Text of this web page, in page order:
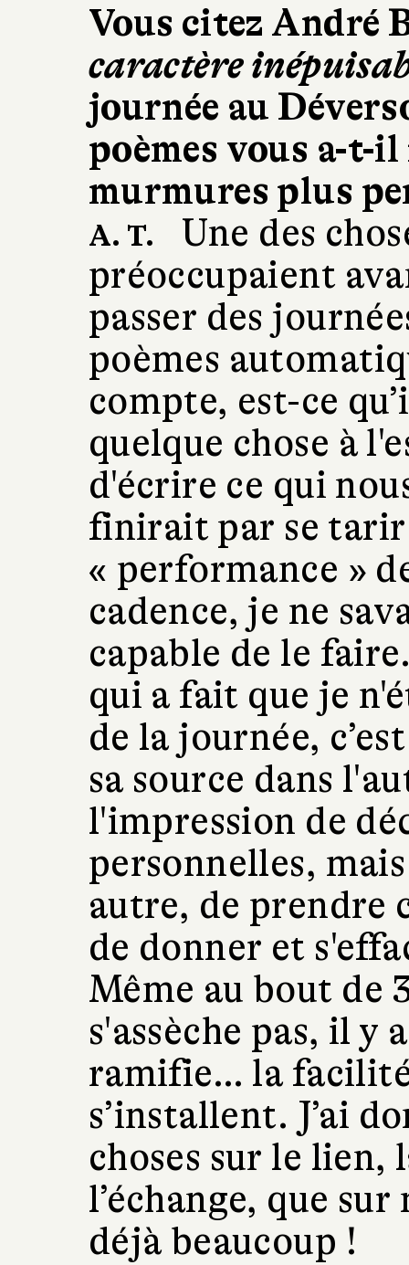
Vous citez André
caractère
journée au
poèmes vous a-t-
murmures plus
A. T.
Une des
préoccupaient
passer des
poèmes
compte, est-ce
quelque chose à
d'écrire ce qui
finirait par se
« performance »
cadence, je ne
capable de le
qui a fait que je
de la journée,
sa source dans
l'impression de
personnelles,
autre, de prendre
de donner et
Même au bout de
s'assèche pas, il y
ramifie… la
s’installent. J’ai
choses sur le lien,
l’échange, que
déjà beaucoup !